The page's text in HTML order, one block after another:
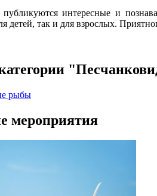
интересные и
детей, так и для взрослых.
рыбы
мероприятия